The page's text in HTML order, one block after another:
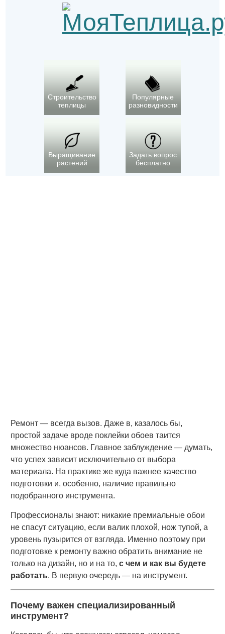
Строительство
теплицы
Популярные
разновидности
Выращивание
растений
Задать вопрос
бесплатно
Ремонт — всегда вызов. Даже в, казалось бы,
простой задаче вроде поклейки обоев таится
множество нюансов. Главное заблуждение — думать,
что успех зависит исключительно от выбора
материала. На практике же куда важнее качество
подготовки и, особенно, наличие правильно
подобранного инструмента.
Профессионалы знают: никакие премиальные обои
не спасут ситуацию, если валик плохой, нож тупой, а
уровень пузырится от взгляда. Именно поэтому при
подготовке к ремонту важно обратить внимание не
только на дизайн, но и на то,с чем и как вы будете
работать. В первую очередь — на инструмент.
Почему важен специализированный
инструмент?